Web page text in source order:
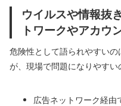
ウイルスや情報抜
トワークやアカウ
危険性として語られやすい
が、現場で問題になりやすい
広告ネットワーク経由